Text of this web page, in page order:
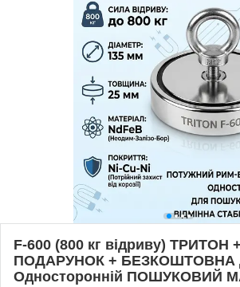
F-600 (800 кг відриву) ТРИТОН
ПОДАРУНОК + БЕЗКОШТОВНА
Односторонній ПОШУКОВИЙ